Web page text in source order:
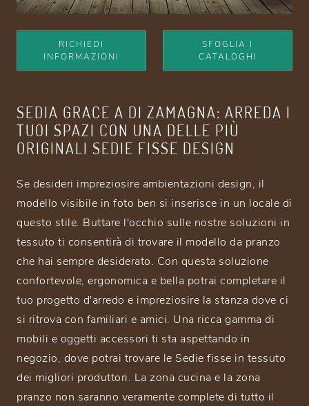
RICHIEDI
INFORMAZIONI
SFOGLIA I
CATALOGHI
SEDIA GRACE A DI ZAMAGNA: ARREDA I
TUOI SPAZI CON UNA DELLE PIÙ
ORIGINALI SEDIE FISSE DESIGN
Se desideri impreziosire ambientazioni design, il
modello visibile in foto ben si inserisce in un locale di
questo stile. Buttare l'occhio sulle nostre soluzioni in
tessuto ti consentirà di trovare il modello da pranzo
che hai sempre desiderato. Con questa soluzione
confortevole, ergonomica e bella potrai completare il
tuo progetto d'arredo e impreziosire la stanza dove ci
si ritrova con familiari e amici. Una ricca gamma di
mobili e oggetti accessori ti sta aspettando in
negozio, dove potrai trovare le Sedie fisse in tessuto
dei migliori produttori. La zona cucina e la zona
pranzo non saranno veramente complete di tutto il